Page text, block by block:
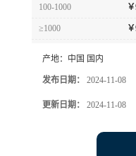
100-1000 ￥
≥1000 ￥
产地： 中国 国内
发布日期： 2024-11-08
更新日期： 2024-11-08